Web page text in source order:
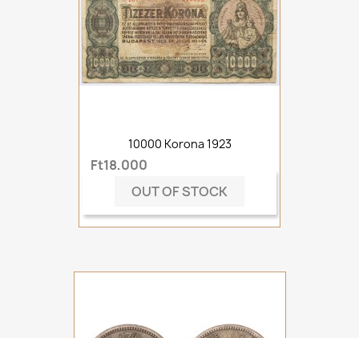
10000 Korona 1923
Ft18,000
OUT OF STOCK